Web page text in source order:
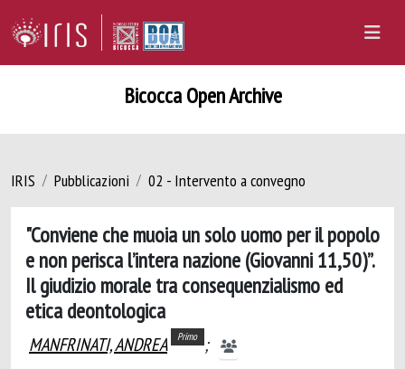
Bicocca Open Archive
IRIS Pubblicazioni 02 - Intervento a convegno
"Conviene che muoia un solo uomo per il popolo
e non perisca l’intera nazione (Giovanni 11,50)”.
Il giudizio morale tra consequenzialismo ed
etica deontologica
MANFRINATI, ANDREA Primo ;